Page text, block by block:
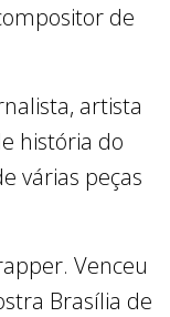
de
artista
história do
várias peças
Venceu
Brasília de